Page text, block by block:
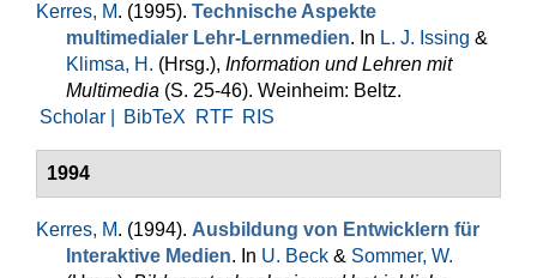
Kerres, M. (1995). Technische Aspekte
multimedialer Lehr-Lernmedien. In L. J. Issing &
Klimsa, H. (Hrsg.), Information und Lehren mit
Multimedia (S. 25-46). Weinheim: Beltz.
Scholar |
BibTeX RTF RIS
1994
Kerres, M. (1994). Ausbildung von Entwicklern für
Interaktive Medien. In U. Beck & Sommer, W.